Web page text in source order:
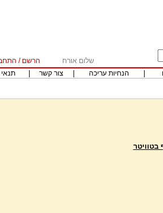
שלום אורח הרשם /
הנחיות עריכה צור קשר